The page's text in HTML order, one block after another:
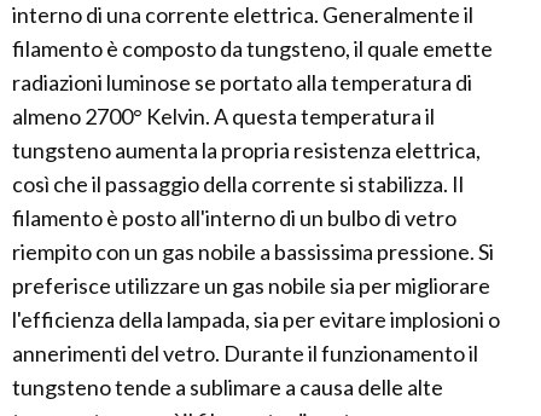
interno di una corrente elettrica. Generalmente il
filamento è composto da tungsteno, il quale emette
radiazioni luminose se portato alla temperatura di
almeno 2700° Kelvin. A questa temperatura il
tungsteno aumenta la propria resistenza elettrica,
così che il passaggio della corrente si stabilizza. Il
filamento è posto all'interno di un bulbo di vetro
riempito con un gas nobile a bassissima pressione. Si
preferisce utilizzare un gas nobile sia per migliorare
l'efficienza della lampada, sia per evitare implosioni o
annerimenti del vetro. Durante il funzionamento il
tungsteno tende a sublimare a causa delle alte